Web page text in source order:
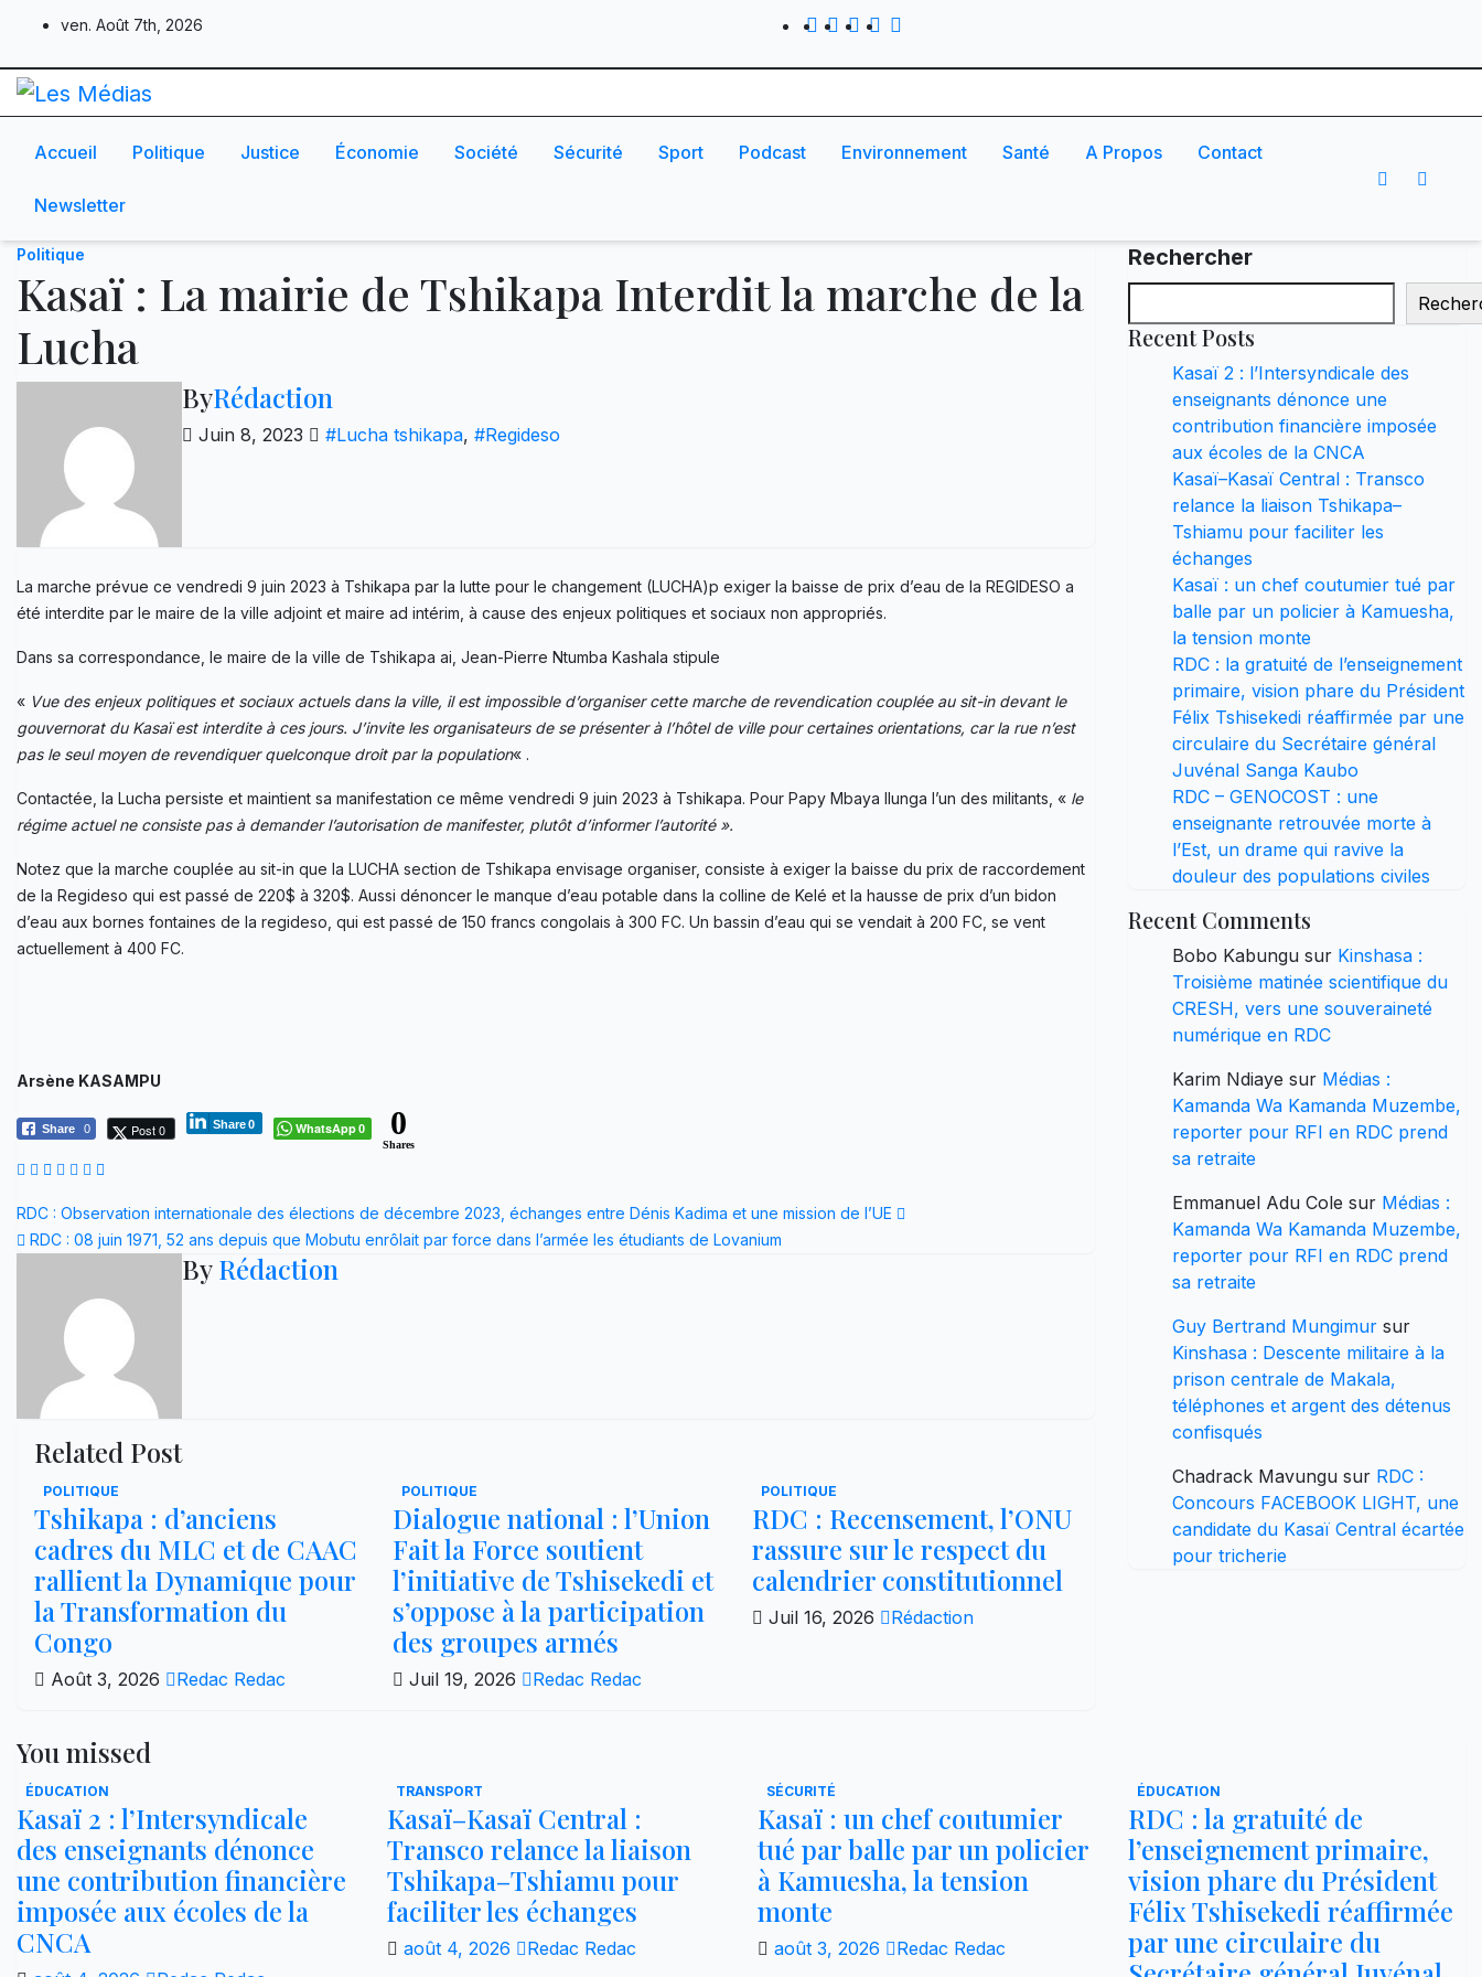
content
ven. Août 7th, 2026
Accueil Politique Justice Économie Société Sécurité Sport Podcast Environnement Santé A Propos Contact
Newsletter
Politique
Kasaï : La mairie de Tshikapa Interdit la marche de la
Lucha
ByRédaction
Juin 8, 2023 #Lucha tshikapa, #Regideso
La marche prévue ce vendredi 9 juin 2023 à Tshikapa par la lutte pour le changement (LUCHA)p exiger la baisse de prix d’eau de la REGIDESO a
été interdite par le maire de la ville adjoint et maire ad intérim, à cause des enjeux politiques et sociaux non appropriés.
Dans sa correspondance, le maire de la ville de Tshikapa ai, Jean-Pierre Ntumba Kashala stipule
« Vue des enjeux politiques et sociaux actuels dans la ville, il est impossible d’organiser cette marche de revendication couplée au sit-in devant le
gouvernorat du Kasaï est interdite à ces jours. J’invite les organisateurs de se présenter à l’hôtel de ville pour certaines orientations, car la rue n’est
pas le seul moyen de revendiquer quelconque droit par la population« .
Contactée, la Lucha persiste et maintient sa manifestation ce même vendredi 9 juin 2023 à Tshikapa. Pour Papy Mbaya Ilunga l’un des militants, « le
régime actuel ne consiste pas à demander l’autorisation de manifester, plutôt d’informer l’autorité ».
Notez que la marche couplée au sit-in que la LUCHA section de Tshikapa envisage organiser, consiste à exiger la baisse du prix de raccordement
de la Regideso qui est passé de 220$ à 320$. Aussi dénoncer le manque d’eau potable dans la colline de Kelé et la hausse de prix d’un bidon
d’eau aux bornes fontaines de la regideso, qui est passé de 150 francs congolais à 300 FC. Un bassin d’eau qui se vendait à 200 FC, se vent
actuellement à 400 FC.
Arsène KASAMPU
Share 0 Post 0 Share0 WhatsApp0 0
Shares
Navigation
de
l’article
RDC : Observation internationale des élections de décembre 2023, échanges entre Dénis Kadima et une mission de l’UE
RDC : 08 juin 1971, 52 ans depuis que Mobutu enrôlait par force dans l’armée les étudiants de Lovanium
ByRédaction
Related Post
POLITIQUE
Tshikapa : d’anciens
cadres du MLC et de CAAC
rallient la Dynamique pour
la Transformation du
Congo
Août 3, 2026 Redac Redac
POLITIQUE
Dialogue national : l’Union
Fait la Force soutient
l’initiative de Tshisekedi et
s’oppose à la participation
des groupes armés
Juil 19, 2026 Redac Redac
POLITIQUE
RDC : Recensement, l’ONU
rassure sur le respect du
calendrier constitutionnel
Juil 16, 2026 Rédaction
Rechercher
Recent Posts
Kasaï 2 : l’Intersyndicale des
enseignants dénonce une
contribution financière imposée
aux écoles de la CNCA
Kasaï–Kasaï Central : Transco
relance la liaison Tshikapa–
Tshiamu pour faciliter les
échanges
Kasaï : un chef coutumier tué par
balle par un policier à Kamuesha,
la tension monte
RDC : la gratuité de l’enseignement
primaire, vision phare du Président
Félix Tshisekedi réaffirmée par une
circulaire du Secrétaire général
Juvénal Sanga Kaubo
RDC – GENOCOST : une
enseignante retrouvée morte à
l’Est, un drame qui ravive la
douleur des populations civiles
Recent Comments
Bobo Kabungu sur Kinshasa :
Troisième matinée scientifique du
CRESH, vers une souveraineté
numérique en RDC
Karim Ndiaye sur Médias :
Kamanda Wa Kamanda Muzembe,
reporter pour RFI en RDC prend
sa retraite
Emmanuel Adu Cole sur Médias :
Kamanda Wa Kamanda Muzembe,
reporter pour RFI en RDC prend
sa retraite
Guy Bertrand Mungimur sur
Kinshasa : Descente militaire à la
prison centrale de Makala,
téléphones et argent des détenus
confisqués
Chadrack Mavungu sur RDC :
Concours FACEBOOK LIGHT, une
candidate du Kasaï Central écartée
pour tricherie
You missed
ÉDUCATION
Kasaï 2 : l’Intersyndicale
des enseignants dénonce
une contribution financière
imposée aux écoles de la
CNCA
TRANSPORT
Kasaï–Kasaï Central :
Transco relance la liaison
Tshikapa–Tshiamu pour
faciliter les échanges
août 4, 2026 Redac Redac
SÉCURITÉ
Kasaï : un chef coutumier
tué par balle par un policier
à Kamuesha, la tension
monte
août 3, 2026 Redac Redac
ÉDUCATION
RDC : la gratuité de
l’enseignement primaire,
vision phare du Président
Félix Tshisekedi réaffirmée
par une circulaire du